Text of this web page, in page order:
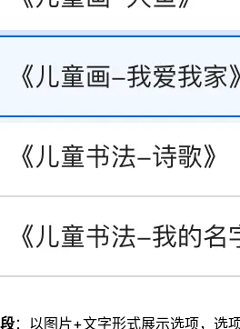
：以图片+文字形式展示选项，选